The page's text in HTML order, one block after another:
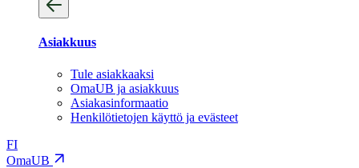
Asiakkuus
Tule asiakkaaksi
OmaUB ja asiakkuus
Asiakasinformaatio
Henkilötietojen käyttö ja evästeet
FI
OmaUB